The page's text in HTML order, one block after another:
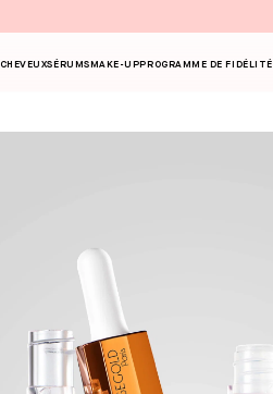
CHEVEUXSÉRUMSMAKE-UPPROGRAMME DE FIDÉLITÉ